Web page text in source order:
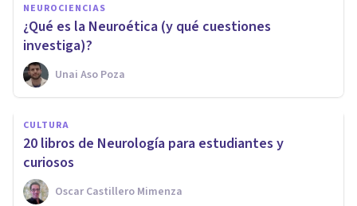
NEUROCIENCIAS
¿Qué es la Neuroética (y qué cuestiones
investiga)?
Unai Aso Poza
CULTURA
​20 libros de Neurología para estudiantes y
curiosos
Oscar Castillero Mimenza
NEUROCIENCIAS
La teoría del cerebro triuno de
MacLean: qué es y qué
propone
Andrés Carrillo